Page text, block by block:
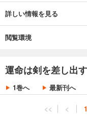
詳しい情報を見る
閲覧環境
運命は剣を差し出
1巻へ 最新刊へ
<< < 1